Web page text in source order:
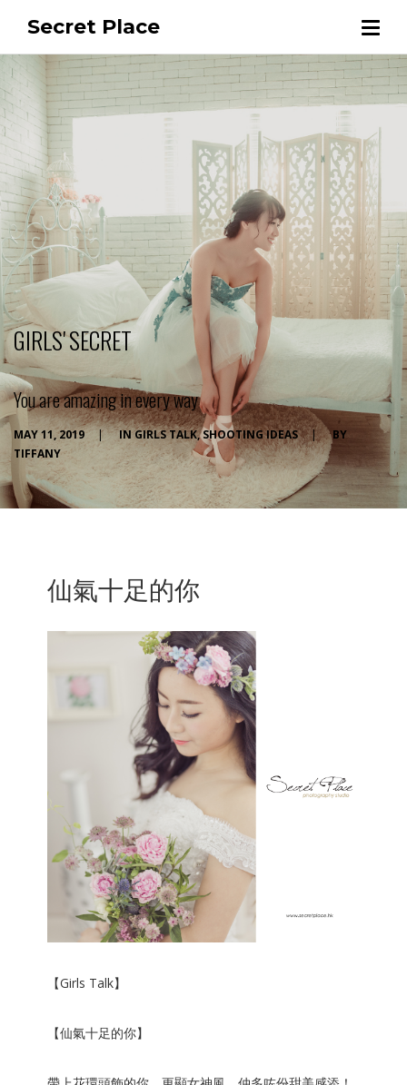
Secret Place
GIRLS' SECRET
You are amazing in every way
MAY 11, 2019 | INGIRLS TALK,SHOOTING IDEAS |
BY
TIFFANY
仙氣十足的你
【Girls Talk】
【仙氣十足的你】